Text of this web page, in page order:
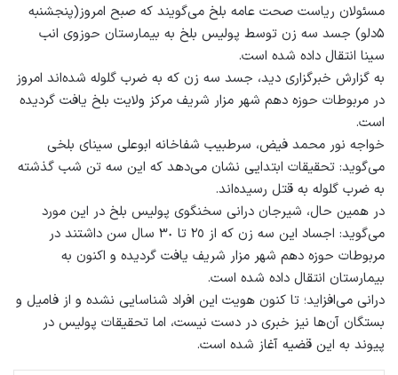
مسئولان ریاست صحت عامه بلخ می‌گویند که صبح امروز(پنجشنبه
۵دلو) جسد سه زن توسط پولیس بلخ به بیمارستان حوزوی انب
سینا انتقال داده شده است.
به گزارش خبرگزارى ديد، جسد سه زن كه به ضرب گلوله شده‌اند امروز
در مربوطات حوزه دهم شهر مزار شريف مركز ولايت بلخ يافت گرديده
است.
خواجه نور محمد فیض، سرطبیب شفاخانه ابوعلی سینای بلخی
مى‌گوید: تحقیقات ابتدایی نشان می‌دهد که این سه تن شب گذشته
به ضرب گلوله به قتل رسیده‌اند.
در همین حال، شیرجان درانی سخنگوی پولیس بلخ در اين مورد
مى‌گويد: اجساد این سه زن كه از ٢٥ تا ٣٠ سال سن داشتند در
مربوطات حوزه دهم شهر مزار شريف يافت گرديده و اكنون به
بیمارستان انتقال داده شده است.
درانی مى‌افزايد؛ تا كنون هويت اين افراد شناسایی نشده و از فاميل و
بستگان آن‌ها نيز خبرى در دست نيست، اما تحقيقات پوليس در
پيوند به این قضيه آغاز شده است.